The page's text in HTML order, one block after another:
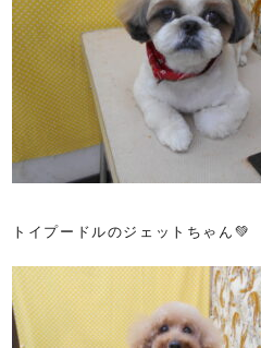
トイプードルのジェットちゃん💚